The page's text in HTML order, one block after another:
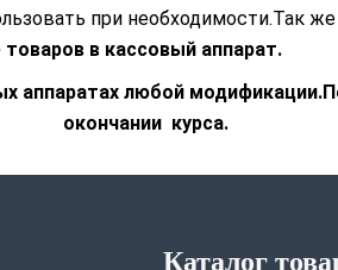
при необходимости.Так
в кассовый аппарат.
аппаратах любой
окончании курса.
Каталог